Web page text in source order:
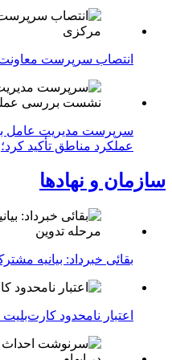
انتصاب سرپرست
سرپرست مدیریت عامل
عملکرد مناطق تأکید کرد؛
سازمان و نهادها
بقائی خبرداد: بیانیه
اعتبار نامحدود